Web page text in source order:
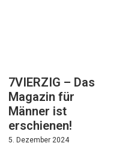
7VIERZIG – Das
Magazin für
Männer ist
erschienen!
5. Dezember 2024